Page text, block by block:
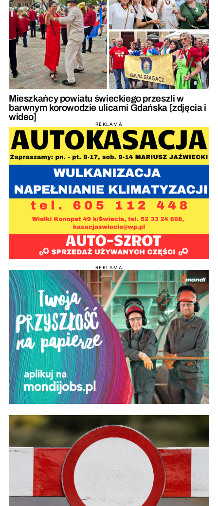
Mieszkańcy powiatu świeckiego przeszli w
barwnym korowodzie ulicami Gdańska [zdjęcia i
wideo]
REKLAMA
REKLAMA